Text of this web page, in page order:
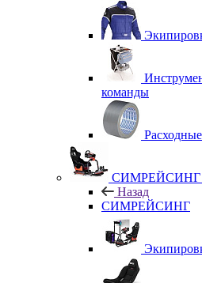
команды
СИМРЕЙСИНГ
Назад
СИМРЕЙСИНГ